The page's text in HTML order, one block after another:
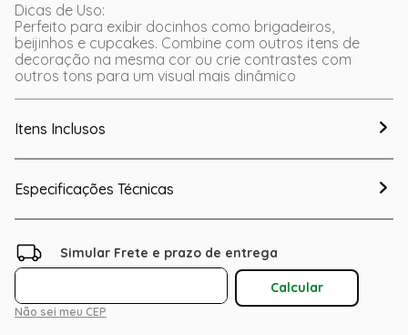
Dicas de Uso:
Perfeito para exibir docinhos como brigadeiros,
beijinhos e cupcakes. Combine com outros itens de
decoração na mesma cor ou crie contrastes com
outros tons para um visual mais dinâmico
Itens Inclusos
Especificações Técnicas
Não sei meu CEP